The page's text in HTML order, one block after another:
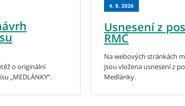
o originální
„MEDLÁNKY“.
4. 8. 2026
Usnesení z
RMČ
Na webových stránkách
jsou vložena usnesení z
Medlánky.